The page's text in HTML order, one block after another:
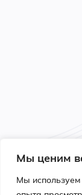
Мы ценим
Мы